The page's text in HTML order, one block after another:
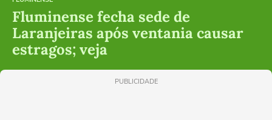
Fluminense fecha sede de
Laranjeiras após ventania causar
estragos; veja
PUBLICIDADE